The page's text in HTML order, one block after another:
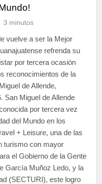
3 minutos
vuelve a ser la Mejor
refrenda su
por tercera ocasión
reconocimientos de la
de Allende,
San Miguel de Allende
por tercera vez
del Mundo en los
+ Leisure, una de las
turismo con mayor
el Gobierno de la Gente
García Muñoz Ledo, y la
(SECTURI), este logro